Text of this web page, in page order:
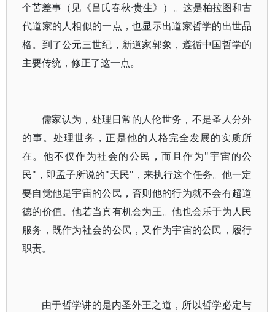
个苦差事（见《吕氏春秋·贵生》）。这是柏拉图和古
代道家的人相似的一点，也显示出道家哲学的出世品
格。到了公元三世纪，新道家郭象，遵循中国哲学的
主要传统，修正了这一点。
儒家认为，处理日常的人伦世务，不是圣人分外
的事。处理世务，正是他的人格完全发展的实质所
在。他不仅作为社会的公民，而且作为"宇宙的公
民"，即孟子所说的"天民"，来执行这个任务。他一定
要自觉他是宇宙的公民，否则他的行为就不会有超道
德的价值。他若当真有机会为王。他也会乐于为人民
服务，既作为社会的公民，又作为宇宙的公民，履行
职责。
由于哲学讲的是内圣外王之道，所以哲学必定与